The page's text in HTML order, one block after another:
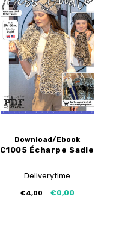
Download/Ebook
C1005 Écharpe Sadie
Deliverytime
€4,00 €0,00